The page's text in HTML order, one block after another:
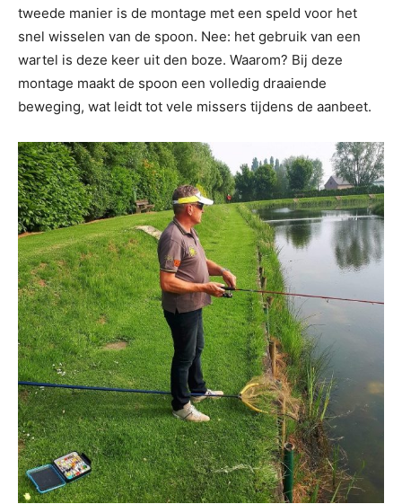
tweede manier is de montage met een speld voor het
snel wisselen van de spoon. Nee: het gebruik van een
wartel is deze keer uit den boze. Waarom? Bij deze
montage maakt de spoon een volledig draaiende
beweging, wat leidt tot vele missers tijdens de aanbeet.